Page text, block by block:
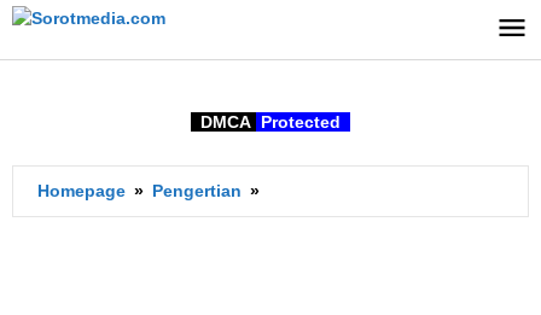
Lewati
konten
DMCA Protected
Homepage » Pengertian »
Arti